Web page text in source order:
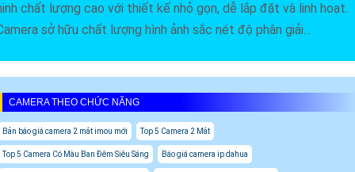
chất lượng cao với thiết kế nhỏ gọn, dễ lắp đặt và linh hoạt.
sở hữu chất lượng hình ảnh sắc nét độ phân giải...
CAMERA THEO CHỨC NĂNG
Bản báo giá camera 2 mắt imou mới Top 5 Camera 2 Mắt
Top 5 Camera Có Màu Ban Đêm Siêu Sáng Báo giá camera ip dahua